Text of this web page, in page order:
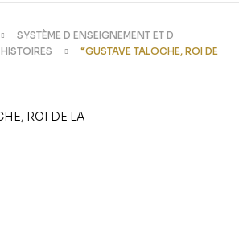
SYSTÈME D ENSEIGNEMENT ET D
HISTOIRES
“GUSTAVE TALOCHE, ROI DE